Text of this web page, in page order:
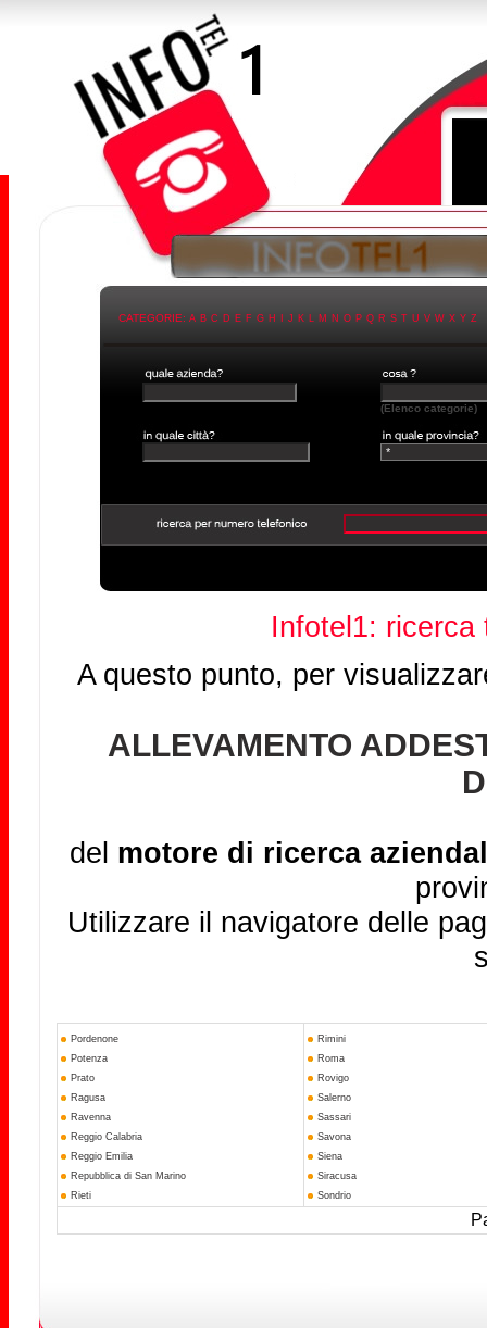
CATEGORIE: A B C D E F G H J K L M N O P Q R S T U V W X Y Z
(Elenco categorie)
Infotel1: ricerca
A questo punto, per
ALLEVAMENTO
del motore di ricerca
Utilizzare il navigatore delle
Pordenone
Potenza
Prato
Ragusa
Ravenna
Reggio Calabria
Reggio Emilia
Repubblica di San Marino
Rieti
Rimini
Roma
Rovigo
Salerno
Sassari
Savona
Siena
Siracusa
Sondrio